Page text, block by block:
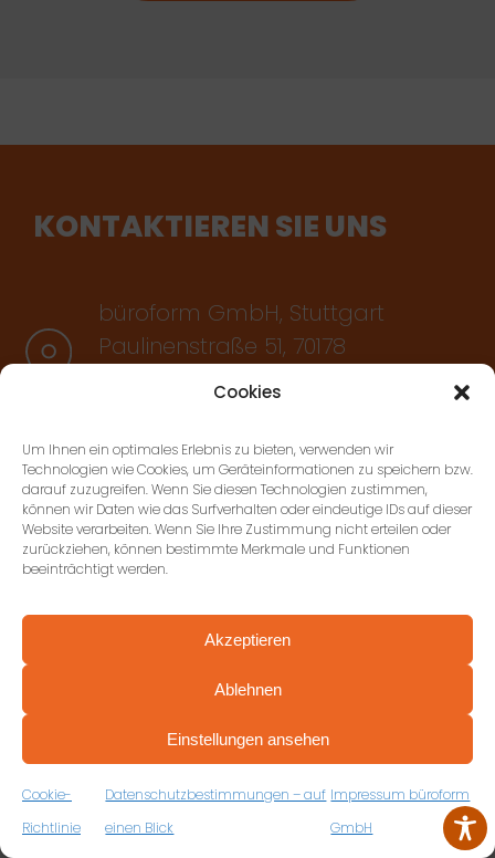
Cookies
Um Ihnen ein optimales Erlebnis zu bieten, verwenden wir
Technologien wie Cookies, um Geräteinformationen zu speichern bzw.
darauf zuzugreifen. Wenn Sie diesen Technologien zustimmen,
können wir Daten wie das Surfverhalten oder eindeutige IDs auf dieser
Website verarbeiten. Wenn Sie Ihre Zustimmung nicht erteilen oder
zurückziehen, können bestimmte Merkmale und Funktionen
beeinträchtigt werden.
Akzeptieren
Ablehnen
Einstellungen ansehen
Cookie-
Richtlinie
Datenschutzbestimmungen – auf
einen Blick
Impressum büroform
GmbH
KONTAKTIEREN SIE UNS
büroform GmbH, Stuttgart
Paulinenstraße 51, 70178
büroform GmbH,
Ludwigsburg
Gottlieb-Daimler-Strasse 50,
+49 (0) 7144 897278-0
VEREINBAREN SIE JETZT IHRE
KOSTENFREIE ERSTBERATUNG
ZUM RÜCKRUFFORMULAR